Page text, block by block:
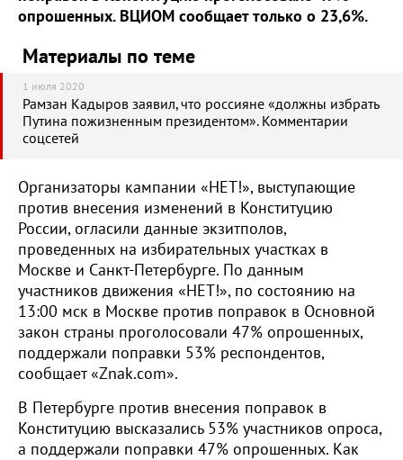
опрошенных. ВЦИОМ сообщает только о 23,6%.
Материалы по теме
1 июля 2020
Рамзан Кадыров заявил, что россияне «должны избрать
Путина пожизненным президентом». Комментарии
соцсетей
Организаторы кампании «НЕТ!», выступающие
против внесения изменений в Конституцию
России, огласили данные экзитполов,
проведенных на избирательных участках в
Москве и Санкт-Петербурге. По данным
участников движения «НЕТ!», по состоянию на
13:00 мск в Москве против поправок в Основной
закон страны проголосовали 47% опрошенных,
поддержали поправки 53% респондентов,
сообщает «Znak.com».
В Петербурге против внесения поправок в
Конституцию высказались 53% участников опроса,
а поддержали поправки 47% опрошенных. Как